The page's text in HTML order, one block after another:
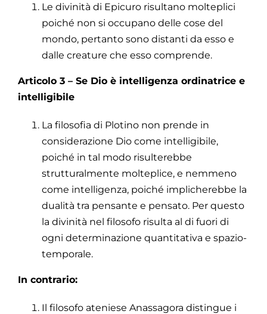
Le divinità di Epicuro risultano molteplici
poiché non si occupano delle cose del
mondo, pertanto sono distanti da esso e
dalle creature che esso comprende.
Articolo 3 – Se Dio è intelligenza ordinatrice e
intelligibile
La filosofia di Plotino non prende in
considerazione Dio come intelligibile,
poiché in tal modo risulterebbe
strutturalmente molteplice, e nemmeno
come intelligenza, poiché implicherebbe la
dualità tra pensante e pensato. Per questo
la divinità nel filosofo risulta al di fuori di
ogni determinazione quantitativa e spazio-
temporale.
In contrario:
Il filosofo ateniese Anassagora distingue i